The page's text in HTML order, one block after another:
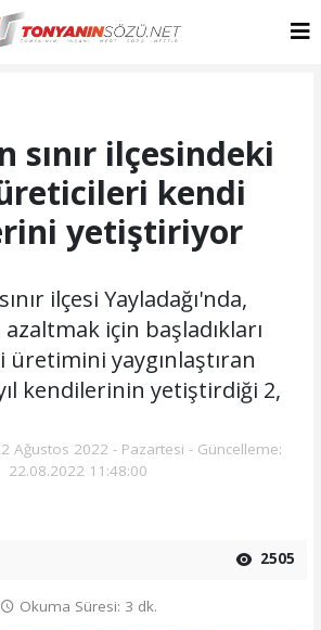
sınır ilçesindeki
kendi
yetiştiriyor
ilçesi Yayladağı'nda,
için başladıkları
üretimini yaygınlaştıran
kendilerinin yetiştirdiği 2,
Ağustos 2022 - Pazartesi - Güncelleme:
22.08.2022 11:48:00
2505
Okuma Süresi: 3 dk.